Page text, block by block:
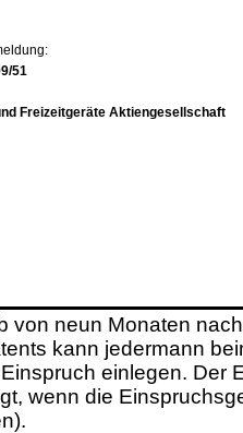
51
Freizeitgeräte Aktiengesellschaft
von neun Monaten
kann jedermann
einlegen. Der
wenn die